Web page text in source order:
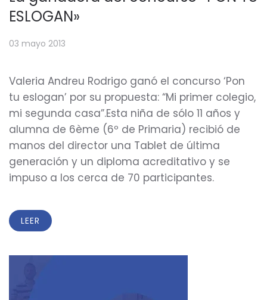
ESLOGAN»
03 mayo 2013
Valeria Andreu Rodrigo ganó el concurso ‘Pon
tu eslogan’ por su propuesta: “Mi primer colegio,
mi segunda casa”.Esta niña de sólo 11 años y
alumna de 6ème (6º de Primaria) recibió de
manos del director una Tablet de última
generación y un diploma acreditativo y se
impuso a los cerca de 70 participantes.
LEER